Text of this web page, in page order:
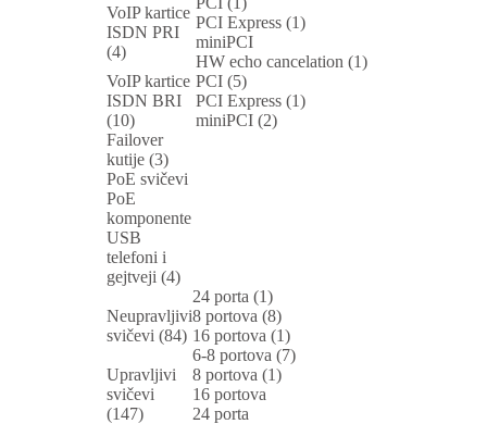
VoIP kartice
ISDN PRI
(4)
PCI Express (1)
miniPCI
HW echo cancelation (1)
VoIP kartice
ISDN BRI
(10)
PCI (5)
PCI Express (1)
miniPCI (2)
Failover
kutije (3)
PoE svičevi
PoE
komponente
USB
telefoni i
gejtveji (4)
Neupravljivi
svičevi (84)
24 porta (1)
8 portova (8)
16 portova (1)
6-8 portova (7)
Upravljivi
svičevi
(147)
8 portova (1)
16 portova
24 porta